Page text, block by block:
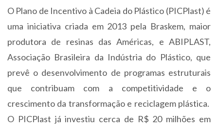
O Plano de Incentivo à Cadeia do Plástico (PICPlast) é
uma iniciativa criada em 2013 pela Braskem, maior
produtora de resinas das Américas, e ABIPLAST,
Associação Brasileira da Indústria do Plástico, que
prevê o desenvolvimento de programas estruturais
que contribuam com a competitividade e o
crescimento da transformação e reciclagem plástica.
O PICPlast já investiu cerca de R$ 20 milhões em